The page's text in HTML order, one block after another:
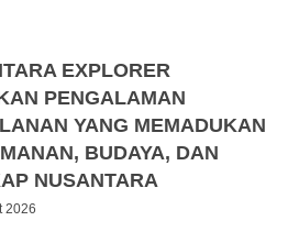
EXPLORER
PENGALAMAN
YANG MEMADUKAN
BUDAYA, DAN
NUSANTARA
2026